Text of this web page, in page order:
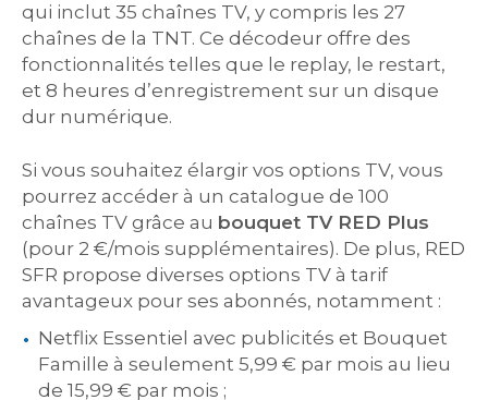
qui inclut 35 chaînes TV, y compris les 27
chaînes de la TNT. Ce décodeur offre des
fonctionnalités telles que le replay, le restart,
et 8 heures d’enregistrement sur un disque
dur numérique.
Si vous souhaitez élargir vos options TV, vous
pourrez accéder à un catalogue de 100
chaînes TV grâce au bouquet TV RED Plus
(pour 2 €/mois supplémentaires). De plus, RED
SFR propose diverses options TV à tarif
avantageux pour ses abonnés, notamment :
Netflix Essentiel avec publicités et Bouquet
Famille à seulement 5,99 € par mois au lieu
de 15,99 € par mois ;